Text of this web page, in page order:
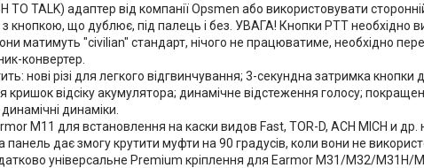
TALK) адаптер від компанії Opsmen або використовувати
кнопкою, що дублює, під палець і без. УВАГА! Кнопки PTT необхідно
матимуть "civilian" стандарт, нічого не працюватиме, необхідно
конвертер.
нові різі для легкого відгвинчування; 3-секундна затримка
кришок відсіку акумулятора; динамічне відстеження голосу;
динаміки.
M11 для встановлення на каски видов Fast, TOR-D, ACH MICH и
панель дає змогу крутити муфти на 90 градусів, коли вони не
універсальне Premium кріплення для Earmor M31/M32/M31H/